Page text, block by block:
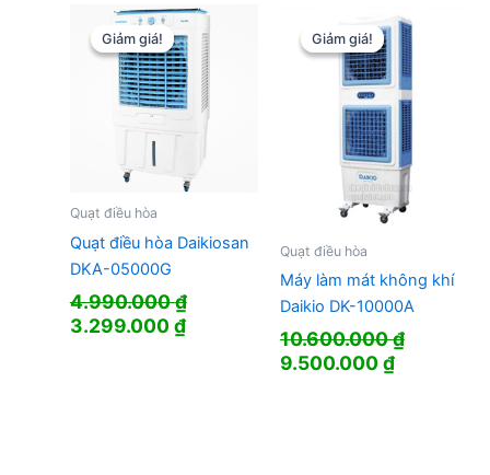
6.000.000 ₫.là:
3.108.000 ₫.
là:
1.700.000
Giảm giá!
Giảm giá!
Quạt điều hòa
Quạt điều hòa Daikiosan
DKA-05000G
4.990.000₫
Giá
3.299.000₫Giá
Giảm giá!
Giảm giá!
Quạt điều hòa
Máy làm mát không khí
Daikio DK-10000A
10.600.000₫
Giá
9.500.000₫Giá